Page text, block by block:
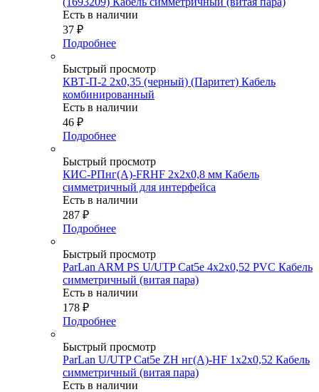
Есть в наличии
37 ₽
Подробнее
Быстрый просмотр
КВТ-П-2 2х0,35 (черный) (Паритет) Кабель
комбинированный
Есть в наличии
46 ₽
Подробнее
Быстрый просмотр
КИС-РПнг(А)-FRHF 2х2х0,8 мм Кабель
симметричный для интерфейса
Есть в наличии
287 ₽
Подробнее
Быстрый просмотр
ParLan ARM PS U/UTP Cat5е 4х2х0,52 PVC Кабель
симметричный (витая пара)
Есть в наличии
178 ₽
Подробнее
Быстрый просмотр
ParLan U/UTP Cat5e ZH нг(А)-HF 1х2х0,52 Кабель
симметричный (витая пара)
Есть в наличии